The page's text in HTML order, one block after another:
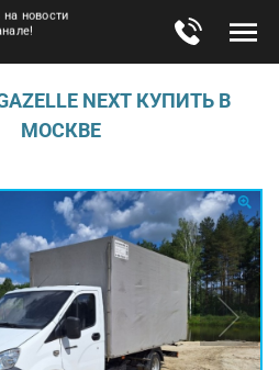
новости
NEXT КУПИТЬ В
МОСКВЕ